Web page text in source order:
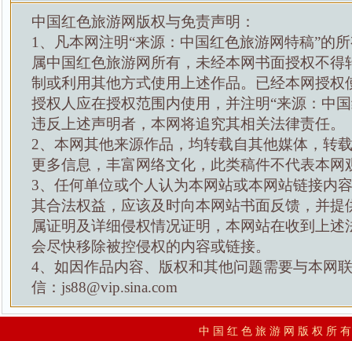
中国红色旅游网版权与免责声明：
1、凡本网注明“来源：中国红色旅游网特稿”的
属中国红色旅游网所有，未经本网书面授权不得
制或利用其他方式使用上述作品。已经本网授权
授权人应在授权范围内使用，并注明“来源：中
违反上述声明者，本网将追究其相关法律责任。
2、本网其他来源作品，均转载自其他媒体，转
更多信息，丰富网络文化，此类稿件不代表本网
3、任何单位或个人认为本网站或本网站链接内
其合法权益，应该及时向本网站书面反馈，并提
属证明及详细侵权情况证明，本网站在收到上述
会尽快移除被控侵权的内容或链接。
4、如因作品内容、版权和其他问题需要与本网
信：js88@vip.sina.com
中 国 红 色 旅 游 网 版 权 所